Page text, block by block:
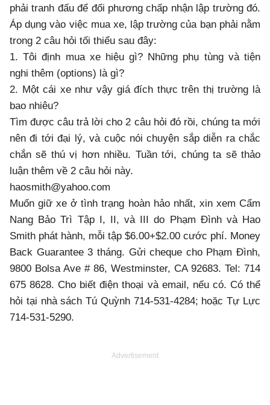
phải tranh đấu để đối phương chấp nhận lập trường đó.
Áp dụng vào việc mua xe, lập trường của bạn phải nằm
trong 2 câu hỏi tối thiểu sau đây:
1. Tôi định mua xe hiệu gì? Những phụ tùng và tiện
nghi thêm (options) là gì?
2. Một cái xe như vậy giá đích thực trên thị trường là
bao nhiêu?
Tìm được câu trả lời cho 2 câu hỏi đó rồi, chúng ta mới
nên đi tới đại lý, và cuộc nói chuyện sắp diễn ra chắc
chắn sẽ thú vị hơn nhiều. Tuần tới, chúng ta sẽ thảo
luận thêm về 2 câu hỏi này.
haosmith@yahoo.com
Muốn giữ xe ở tình trạng hoàn hảo nhất, xin xem Cẩm
Nang Bảo Trì Tập I, II, và III do Phạm Đình và Hao
Smith phát hành, mỗi tập $6.00+$2.00 cước phí. Money
Back Guarantee 3 tháng. Gửi cheque cho Phạm Đình,
9800 Bolsa Ave # 86, Westminster, CA 92683. Tel: 714
675 8628. Cho biết điện thoại và email, nếu có. Có thể
hỏi tại nhà sách Tú Quỳnh 714-531-4284; hoặc Tự Lực
714-531-5290.
Advertisement